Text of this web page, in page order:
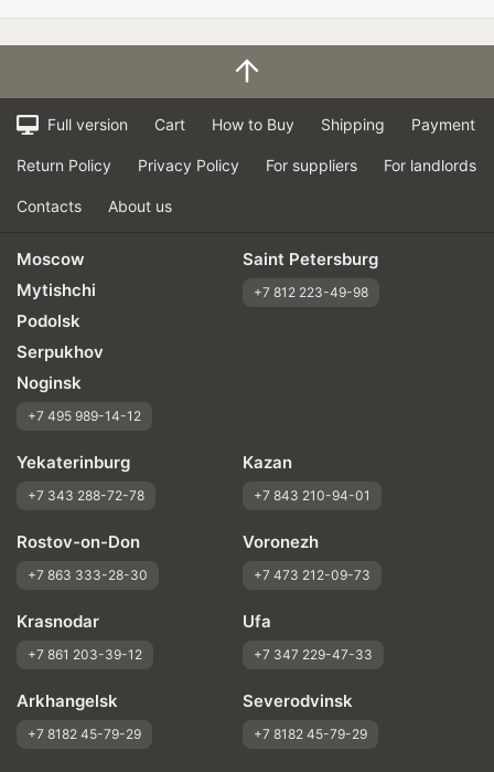
Full version Cart How to Buy Shipping Payment
Return Policy Privacy Policy For suppliers For landlords
Contacts About us
Moscow
Mytishchi
Podolsk
Serpukhov
Noginsk
+7 495 989-14-12
Saint Petersburg
+7 812 223-49-98
Yekaterinburg
+7 343 288-72-78
Kazan
+7 843 210-94-01
Rostov-on-Don
+7 863 333-28-30
Voronezh
+7 473 212-09-73
Krasnodar
+7 861 203-39-12
Ufa
+7 347 229-47-33
Arkhangelsk
+7 8182 45-79-29
Severodvinsk
+7 8182 45-79-29